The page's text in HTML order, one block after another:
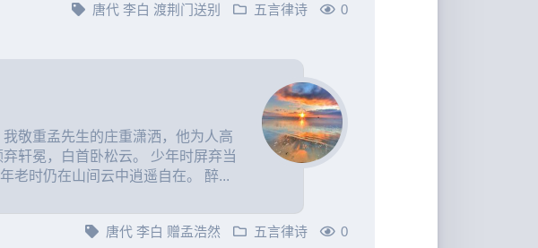
唐代 李白 渡荆门送别 五言律诗 0
敬重孟先生的庄重潇洒，他为人高
轩冕，白首卧松云。 少年时屏弃当
老时仍在山间云中逍遥自在。 醉...
唐代 李白 赠孟浩然 五言律诗 0